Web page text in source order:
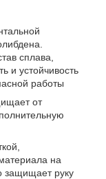
сплава,
и устойчивость
работы
от
на
защищает руку